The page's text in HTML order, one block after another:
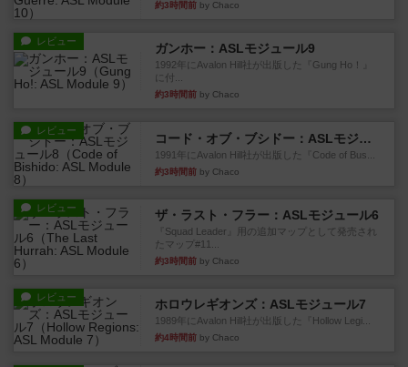
約3時間前 by Chaco
レビュー ガンホー：ASLモジュール9
1992年にAvalon Hill社が出版した『Gung Ho！』
に付...
約3時間前 by Chaco
レビュー
コード・オブ・ブシドー：ASLモジュール8
1991年にAvalon Hill社が出版した『Code of Bus...
約3時間前 by Chaco
レビュー ザ・ラスト・フラー：ASLモジュール6
『Squad Leader』用の追加マップとして発売され
たマップ#11...
約3時間前 by Chaco
レビュー ホロウレギオンズ：ASLモジュール7
1989年にAvalon Hill社が出版した『Hollow Legi...
約4時間前 by Chaco